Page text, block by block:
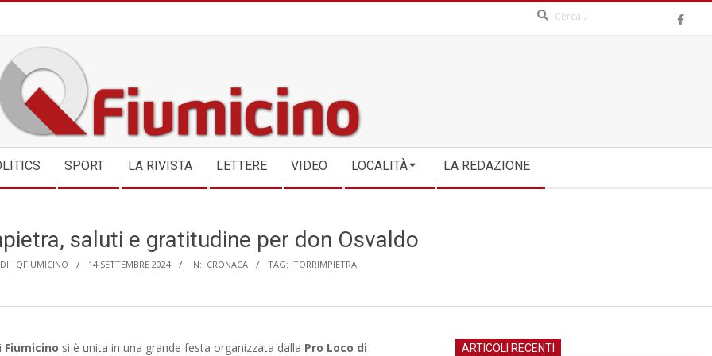
SPORT LA RIVISTA LETTERE VIDEO LOCALITÀ LA REDAZIONE
saluti e gratitudine per don Osvaldo
DI: QFIUMICINO 14 SETTEMBRE 2024 IN: CRONACA TAG: TORRIMPIETRA
Fiumicino si è unita in una grande festa organizzata dalla Pro Loco di
ARTICOLI RECENTI